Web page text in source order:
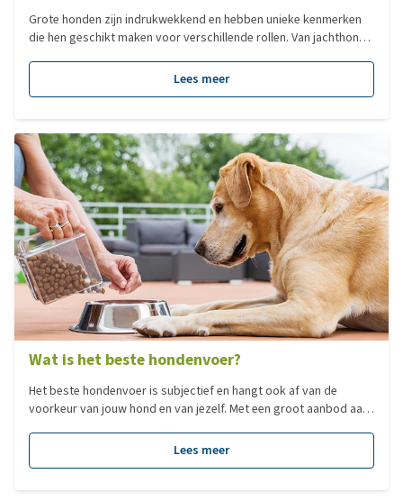
Grote honden zijn indrukwekkend en hebben unieke kenmerken
die hen geschikt maken voor verschillende rollen. Van jachthond
karakter en functie. In deze blog nemen we je mee langs enkele
van de meest populaire grote hondenrassen. We bekijken waar
Lees meer
Wat is het beste hondenvoer?
Het beste hondenvoer is subjectief en hangt ook af van de
voorkeur van jouw hond en van jezelf. Met een groot aanbod aan
gemaakt van de populairste voedingen per categorie!
Lees meer